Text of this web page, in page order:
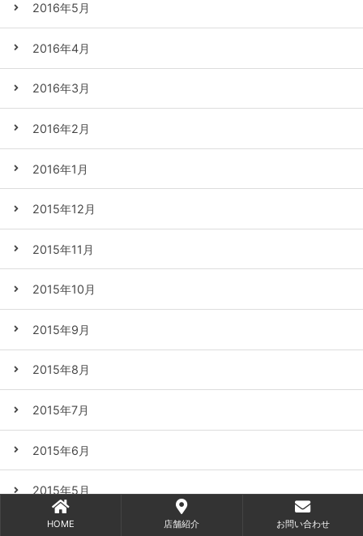
2016年5月
2016年4月
2016年3月
2016年2月
2016年1月
2015年12月
2015年11月
2015年10月
2015年9月
2015年8月
2015年7月
2015年6月
2015年5月
HOME 店舗紹介 お問い合わせ